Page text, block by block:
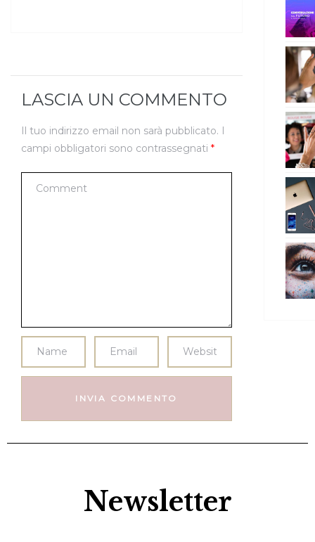
LASCIA UN COMMENTO
Il tuo indirizzo email non sarà pubblicato. I
campi obbligatori sono contrassegnati *
Newsletter